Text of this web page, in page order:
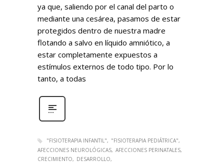
ya que, saliendo por el canal del parto o
mediante una cesárea, pasamos de estar
protegidos dentro de nuestra madre
flotando a salvo en líquido amniótico, a
estar completamente expuestos a
estímulos externos de todo tipo. Por lo
tanto, a todas
"FISIOTERAPIA INFANTIL"
"FISIOTERAPIA PEDIÁTRICA"
AFECCIONES NEUROLÓGICAS AFECCIONES PERINATALES
CRECIMIENTO
DESARROLLO